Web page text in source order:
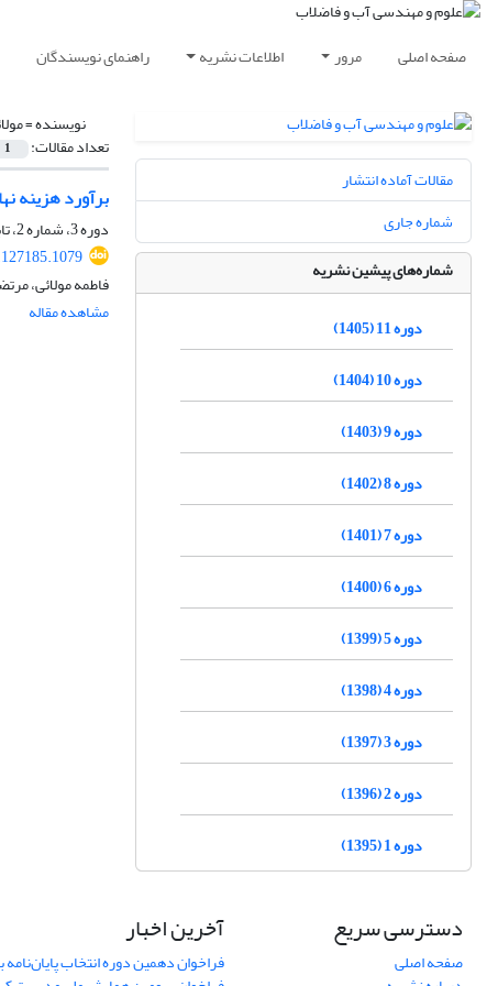
صفحه اصلی مرور اطلاعات نشریه راهنمای نویسندگان
نویسنده =
تعداد مقالات: 1
برآورد هزینه
دوره 3، شماره 2، تابستان 1397، صفحه
فاطمه مولائی،
مشاهده مقاله
مقالات آماده انتشار
شماره جاری
شماره‌های پیشین نشریه
دوره 11 (1405)
دوره 10 (1404)
دوره 9 (1403)
دوره 8 (1402)
دوره 7 (1401)
دوره 6 (1400)
دوره 5 (1399)
دوره 4 (1398)
دوره 3 (1397)
دوره 2 (1396)
دوره 1 (1395)
دسترسی سریع
صفحه اصلی
آخرین اخبار
فراخوان دهمین دوره انتخاب پایان‌نامه